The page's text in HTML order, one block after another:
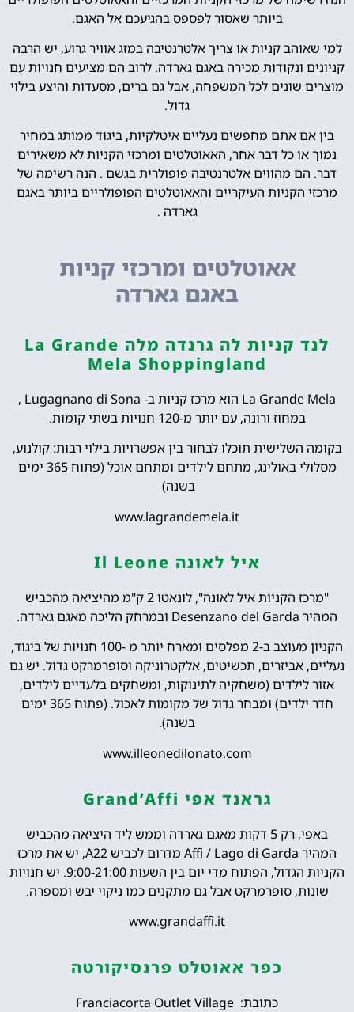
ביותר שאסור לפספס בהגיעכם אל האגם.
למי שאוהב קניות או צריך אלטרנטיבה במזג אוויר גרוע, יש הרבה
קניונים ונקודות מכירה באגם גארדה. לרוב הם מציעים חנויות עם
מוצרים שונים לכל המשפחה, אבל גם ברים, מסעדות והיצע בילוי
גדול.
בין אם אתם מחפשים נעליים איטלקיות, ביגוד ממותג במחיר
נמוך או כל דבר אחר, האאוטלטים ומרכזי הקניות לא משאירים
דבר. הם מהווים אלטרנטיבה פופולרית בגשם . הנה רשימה של
מרכזי הקניות העיקריים והאאוטלטים הפופולריים ביותר באגם
גארדה .
אאוטלטים ומרכזי קניות
באגם גארדה
לנד קניות לה גרנדה מלה La Grande
Mela Shoppingland
La Grande Mela הוא מרכז קניות ב- Lugagnano di Sona ,
במחוז ורונה, עם יותר מ-120 חנויות בשתי קומות.
בקומה השלישית תוכלו לבחור בין אפשרויות בילוי רבות: קולנוע,
מסלולי באולינג, מתחם לילדים ומתחם אוכל (פתוח 365 ימים
בשנה)
www.lagrandemela.it
איל לאונה Il Leone
"מרכז הקניות איל לאונה", לונאטו 2 ק"מ מהיציאה מהכביש
המהיר Desenzano del Garda ובמרחק הליכה מאגם גארדה.
הקניון מעוצב ב-2 מפלסים ומארח יותר מ -100 חנויות של ביגוד,
נעליים, אביזרים, תכשיטים, אלקטרוניקה וסופרמרקט גדול. יש גם
אזור לילדים (משחקיה לתינוקות, ומשחקים בלעדיים לילדים,
חדר ילדים) ומבחר גדול של מקומות לאכול. (פתוח 365 ימים
בשנה).
www.illeonedilonato.com
גראנד אפי Grand’Affi
באפי, רק 5 דקות מאגם גארדה וממש ליד היציאה מהכביש
המהיר Affi / Lago di Garda מדרום לכביש A22, יש את מרכז
הקניות הגדול, הפתוח מדי יום בין השעות 9:00-21:00. יש חנויות
שונות, סופרמרקט אבל גם מתקנים כמו ניקוי יבש ומספרה.
www.grandaffi.it
כפר אאוטלט פרנסיקורטה
כתובת: Franciacorta Outlet Village